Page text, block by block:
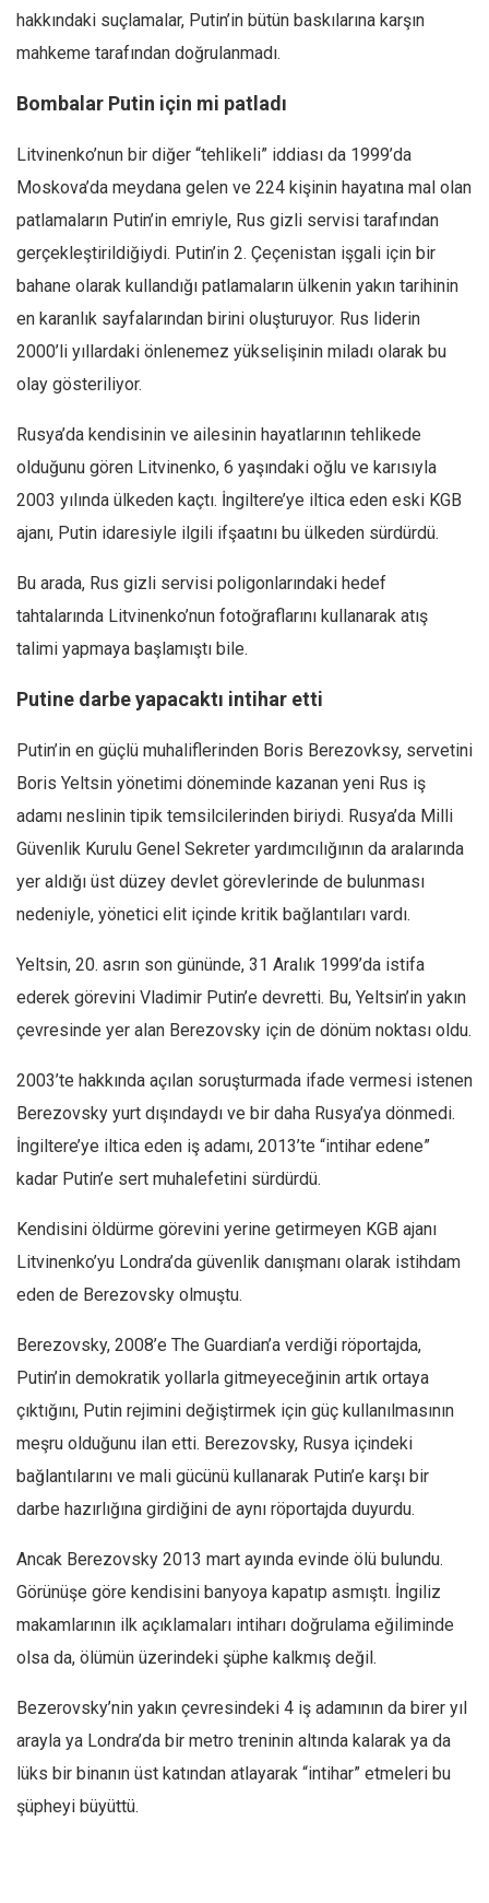
hakkındaki suçlamalar, Putin’in bütün baskılarına karşın
mahkeme tarafın­dan doğrulanmadı.
Bombalar Putin için mi patladı
Litvinenko’nun bir diğer “tehlikeli” iddiası da 1999’da
Moskova’da mey­dana gelen ve 224 kişinin hayatına mal olan
patla­maların Putin’in emriyle, Rus gizli servisi tarafından
gerçekleştirildiğiydi. Putin’in 2. Çeçenistan iş­gali için bir
bahane olarak kullandığı patlamaların ülkenin yakın tarihinin
en karanlık sayfalarından birini oluşturuyor. Rus liderin
2000’li yıllardaki önlenemez yükselişinin miladı olarak bu
olay gös­teriliyor.
Rusya’da kendisinin ve ailesinin hayatlarının tehlikede
olduğunu gören Litvinenko, 6 yaşındaki oğlu ve karısıyla
2003 yılında ülkeden kaçtı. İngiltere’ye iltica eden eski KGB
ajanı, Putin idaresiyle ilgili ifşaatını bu ülkeden sürdürdü.
Bu arada, Rus gizli servisi poligonlarındaki hedef
tahtalarında Litvi­nenko’nun fotoğraflarını kullanarak atış
talimi yap­maya başlamıştı bile.
Putine darbe yapacaktı intihar etti
Putin’in en güçlü mu­haliflerinden Boris Berezo­vksy, servetini
Boris Yelt­sin yönetimi döneminde kazanan yeni Rus iş
adamı neslinin tipik temsilcilerin­den biriydi. Rusya’da Milli
Güvenlik Kurulu Genel Sekreter yardımcılığının da aralarında
yer aldığı üst düzey devlet görevlerinde de bulunması
nedeniyle, yönetici elit içinde kritik bağlantıları vardı.
Yeltsin, 20. asrın son gününde, 31 Aralık 1999’da istifa
ederek görevini Vla­dimir Putin’e devretti. Bu, Yeltsin’in yakın
çevresinde yer alan Berezovsky için de dönüm noktası oldu.
2003’te hakkında açı­lan soruşturmada ifade vermesi istenen
Berezov­sky yurt dışındaydı ve bir daha Rusya’ya dönmedi.
İngiltere’ye iltica eden iş adamı, 2013’te “intihar edene”
kadar Putin’e sert muhalefetini sürdürdü.
Kendisini öldürme gö­revini yerine getirmeyen KGB ajanı
Litvinenko’yu Londra’da güvenlik da­nışmanı olarak istihdam
eden de Berezovsky ol­muştu.
Berezovsky, 2008’e The Guardian’a verdiği rö­portajda,
Putin’in demok­ratik yollarla gitmeyeceği­nin artık ortaya
çıktığını, Putin rejimini değiştirmek için güç kullanılmasının
meşru olduğunu ilan etti. Berezovsky, Rusya içinde­ki
bağlantılarını ve mali gücünü kullanarak Putin’e karşı bir
darbe hazırlığına girdiğini de aynı röportaj­da duyurdu.
Ancak Berezovsky 2013 mart ayında evinde ölü bulundu.
Görünüşe göre kendisini banyoya kapatıp asmıştı. İngiliz
makamlarının ilk açıkla­maları intiharı doğrulama eğiliminde
olsa da, ölü­mün üzerindeki şüphe kalkmış değil.
Bezerovsky’nin yakın çevresindeki 4 iş adamının da birer yıl
arayla ya Lond­ra’da bir metro treninin altında kalarak ya da
lüks bir binanın üst katından atlayarak “intihar” etmele­ri bu
şüpheyi büyüttü.